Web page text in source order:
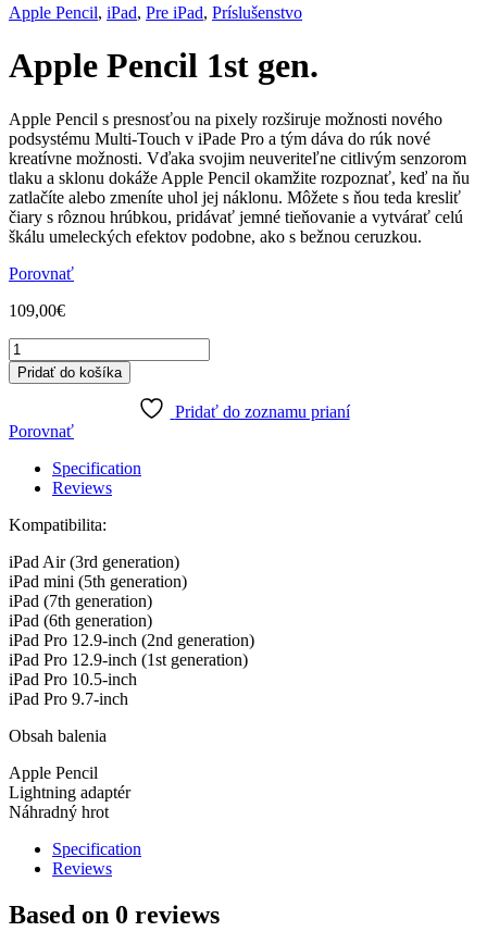
Apple Pencil, iPad, Pre iPad, Príslušenstvo
Apple Pencil 1st gen.
Apple Pencil s presnosťou na pixely rozširuje možnosti nového
podsystému Multi-Touch v iPade Pro a tým dáva do rúk nové
kreatívne možnosti. Vďaka svojim neuveriteľne citlivým senzorom
tlaku a sklonu dokáže Apple Pencil okamžite rozpoznať, keď na ňu
zatlačíte alebo zmeníte uhol jej náklonu. Môžete s ňou teda kresliť
čiary s rôznou hrúbkou, pridávať jemné tieňovanie a vytvárať celú
škálu umeleckých efektov podobne, ako s bežnou ceruzkou.
Porovnať
109,00€
Apple
Pencil
1st
quantity
Pridať do košíka
Pridať do zoznamu prianí
Porovnať
Specification
Reviews
Kompatibilita:
iPad Air (3rd generation)
iPad mini (5th generation)
iPad (7th generation)
iPad (6th generation)
iPad Pro 12.9-inch (2nd generation)
iPad Pro 12.9-inch (1st generation)
iPad Pro 10.5-inch
iPad Pro 9.7-inch
Obsah balenia
Apple Pencil
Lightning adaptér
Náhradný hrot
Specification
Reviews
Based on 0 reviews